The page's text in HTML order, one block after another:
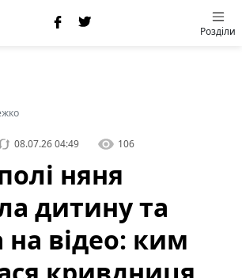
Розділи
08.07.26 04:49 106
няня
дитину та
на відео: ким